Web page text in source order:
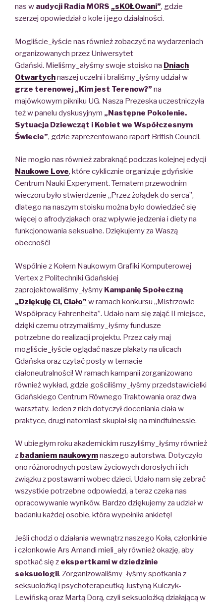
nas w audycji Radia MORS „sKOŁOwani”, gdzie
szerzej opowiedziało kole i jego działalności.
Mogliście_łyście nas również zobaczyćna wydarzeniach
organizowanych przez Uniwersytet
Gdański. Mieliśmy_ałyśmy swoje stoisko na Dniach
Otwartychnaszej uczelni i braliśmy_łyśmy udział w
grze terenowej „Kim jest Terenow?” na
majówkowym pikniku UG. Nasza Prezeska uczestniczyła
też w panelu dyskusyjnym „Następne Pokolenie.
Sytuacja Dziewcząt i Kobiet we Współczesnym
Świecie”, gdzie zaprezentowano raport British Council.
Nie mogło nas również zabraknąćpodczas kolejnej edycji
Naukowe Love, które cyklicznie organizuje gdyńskie
Centrum Nauki Experyment. Tematem przewodnim
wieczoru było stwierdzenie „Przez żołądek do serca”,
dlatego na naszym stoisku można było dowiedzieć się
więcej o afrodyzjakach orazwpływie jedzenia i diety na
funkcjonowania seksualne. Dziękujemy za Waszą
obecność!
Wspólnie z Kołem Naukowym Grafiki Komputerowej
Vertex z Politechniki Gdańskiej
zaprojektowaliśmy_łyśmy Kampanię Społeczną
„Dziękuję Ci, Ciało” w ramach konkursu „Mistrzowie
Współpracy Fahrenheita”. Udało nam się zająć II miejsce,
dzięki czemu otrzymaliśmy_łyśmyfundusze
potrzebne do realizacji projektu. Przez cały maj
mogliście_łyście oglądać nasze plakaty na ulicach
Gdańska oraz czytać posty w temacie
ciałoneutralności! W ramach kampanii zorganizowano
równieżwykład, gdzie gościliśmy_łyśmy przedstawicielki
Gdańskiego Centrum Równego Traktowania oraz dwa
warsztaty. Jeden z nich dotyczyłdoceniania ciała w
praktyce, drugi natomiast skupiał się na mindfulnessie.
W ubiegłym roku akademickim ruszyliśmy_łyśmy również
z badaniem naukowymnaszego autorstwa. Dotyczyło
ono różnorodnych postaw życiowych dorosłych i ich
związku z postawami wobec dzieci. Udało nam się zebrać
wszystkie potrzebne odpowiedzi, a teraz czeka nas
opracowywanie wyników. Bardzo dziękujemy za udział w
badaniu każdej osobie, która wypełniła ankietę!
Jeśli chodzi o działania wewnątrz naszego Koła, członkinie
i członkowie Ars Amandi mieli_ały również okazję, aby
spotkać się z ekspertkami w dziedzinie
seksuologii. Zorganizowaliśmy_łyśmy spotkania z
seksuolożką i psychoterapeutką Justyną Kulczyk-
Lewińską oraz Martą Dorą, czyli seksuolożką działającą w